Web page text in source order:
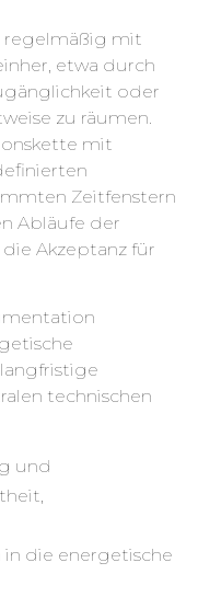
regelmäßig mit
etwa durch
oder
zu räumen.
mit
Zeitfenstern
Abläufe der
Akzeptanz für
technischen
und
die energetische